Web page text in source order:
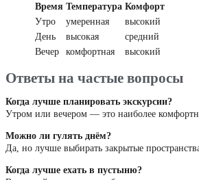
Время Температура Комфорт
Утро
умеренная
высокий
День
высокая
средний
Вечер
комфортная высокий
Ответы на частые вопросы
Когда лучше планировать экскурсии?
Утром или вечером — это наиболее
Можно ли гулять днём?
Да, но лучше выбирать закрытые
Когда лучше ехать в пустыню?